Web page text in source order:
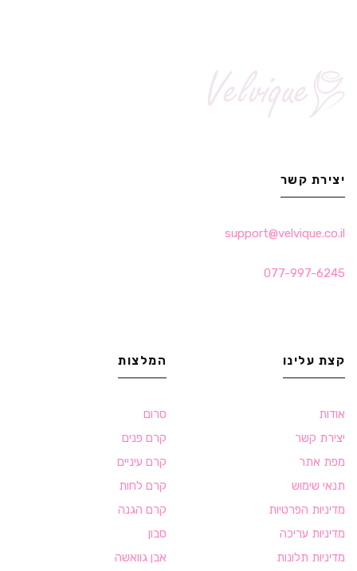
יצירת קשר
support@velvique.co.il
077-997-6245
קצת עלינו
אודות
יצירת קשר
מפת אתר
תנאי שימוש
מדיניות הפרטיות
מדיניות עריכה
מדיניות תלונות
המלצות
סרום
קרם פנים
קרם עיניים
קרם לחות
קרם הגנה
סבון
אבן גוואשה